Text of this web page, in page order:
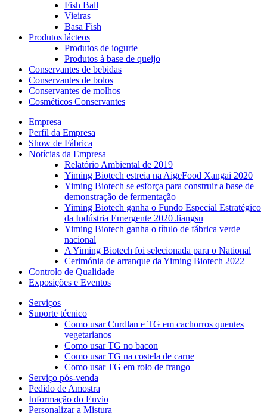
Fish Ball
Vieiras
Basa Fish
Produtos lácteos
Produtos de iogurte
Produtos à base de queijo
Conservantes de bebidas
Conservantes de bolos
Conservantes de molhos
Cosméticos Conservantes
Empresa
Perfil da Empresa
Show de Fábrica
Notícias da Empresa
Relatório Ambiental de 2019
Yiming Biotech estreia na AigeFood Xangai 2020
Yiming Biotech se esforça para construir a base de
demonstração de fermentação
Yiming Biotech ganha o Fundo Especial Estratégico
da Indústria Emergente 2020 Jiangsu
Yiming Biotech ganha o título de fábrica verde
nacional
A Yiming Biotech foi selecionada para o National
Cerimónia de arranque da Yiming Biotech 2022
Controlo de Qualidade
Exposições e Eventos
Serviços
Suporte técnico
Como usar Curdlan e TG em cachorros quentes
vegetarianos
Como usar TG no bacon
Como usar TG na costela de carne
Como usar TG em rolo de frango
Serviço pós-venda
Pedido de Amostra
Informação do Envio
Personalizar a Mistura